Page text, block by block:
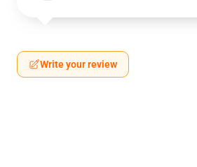
Write your review